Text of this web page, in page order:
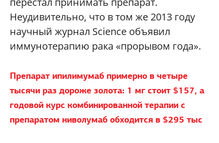
Неудивительно, что в том же 2013 году
научный журнал Science объявил
иммунотерапию рака «прорывом года».
Препарат ипилимумаб примерно в четыре
тысячи раз дороже золота: 1 мг стоит $157, а
годовой курс комбинированной терапии с
препаратом ниволумаб обходится в $295 тыс